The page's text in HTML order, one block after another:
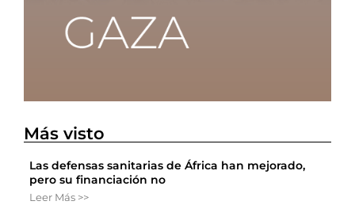
Más visto
Las defensas sanitarias de África han mejorado,
pero su financiación no
Leer Más >>